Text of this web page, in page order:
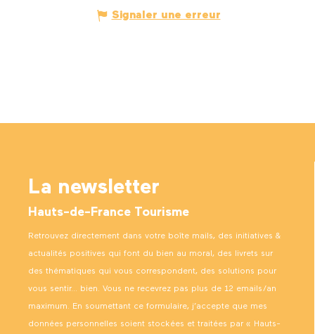
Signaler une erreur
La newsletter
Hauts-de-France Tourisme
Retrouvez directement dans votre boîte mails, des initiatives &
actualités positives qui font du bien au moral, des livrets sur
des thématiques qui vous correspondent, des solutions pour
vous sentir… bien. Vous ne recevrez pas plus de 12 emails/an
maximum. En soumettant ce formulaire, j’accepte que mes
données personnelles soient stockées et traitées par « Hauts-